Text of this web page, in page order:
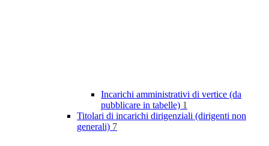
Incarichi amministrativi di vertice (da
pubblicare in tabelle) 1
Titolari di incarichi dirigenziali (dirigenti non
generali) 7